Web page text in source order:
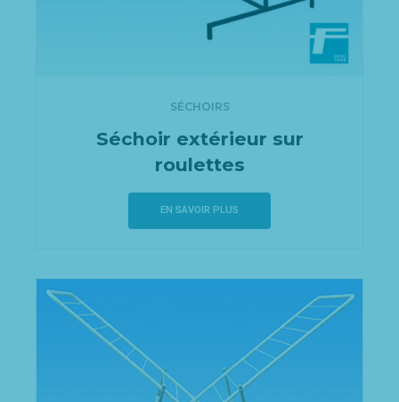
SÉCHOIRS
Séchoir extérieur sur
roulettes
EN SAVOIR PLUS